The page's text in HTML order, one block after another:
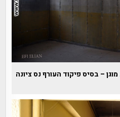
– בסיס פיקוד העורף נס ציונה